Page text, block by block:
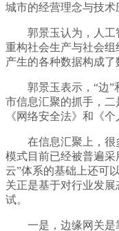
城市的经营理念与技术
郭景玉认为，人工
重构社会生产与社会
产生的各种数据构成了
郭景玉表示，“边”
市信息汇聚的抓手，
《网络安全法》和《
在信息汇聚上，很
模式目前已经被普遍
云”体系的基础上还可
关正是基于对行业发
试。
一是，边缘网关是